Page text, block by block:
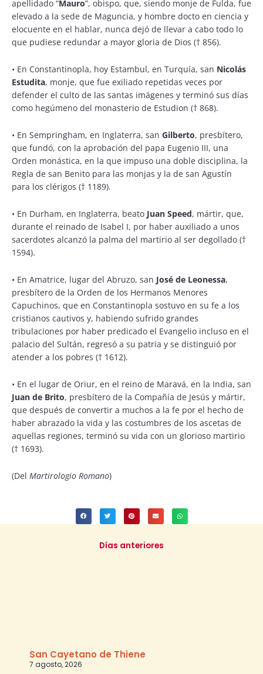
apellidado “Mauro”, obispo, que, siendo monje de Fulda, fue
elevado a la sede de Maguncia, y hombre docto en ciencia y
elocuente en el hablar, nunca dejó de llevar a cabo todo lo
que pudiese redundar a mayor gloria de Dios († 856).
• En Constantinopla, hoy Estambul, en Turquía, san Nicolás
Estudita, monje, que fue exiliado repetidas veces por
defender el culto de las santas imágenes y terminó sus días
como hegúmeno del monasterio de Estudion († 868).
• En Sempringham, en Inglaterra, san Gilberto, presbítero,
que fundó, con la aprobación del papa Eugenio III, una
Orden monástica, en la que impuso una doble disciplina, la
Regla de san Benito para las monjas y la de san Agustín
para los clérigos († 1189).
• En Durham, en Inglaterra, beato Juan Speed, mártir, que,
durante el reinado de Isabel I, por haber auxiliado a unos
sacerdotes alcanzó la palma del martirio al ser degollado (†
1594).
• En Amatrice, lugar del Abruzo, san José de Leonessa,
presbítero de la Orden de los Hermanos Menores
Capuchinos, que en Constantinopla sostuvo en su fe a los
cristianos cautivos y, habiendo sufrido grandes
tribulaciones por haber predicado el Evangelio incluso en el
palacio del Sultán, regresó a su patria y se distinguió por
atender a los pobres († 1612).
• En el lugar de Oriur, en el reino de Maravá, en la India, san
Juan de Brito, presbítero de la Compañía de Jesús y mártir,
que después de convertir a muchos a la fe por el hecho de
haber abrazado la vida y las costumbres de los ascetas de
aquellas regiones, terminó su vida con un glorioso martirio
(† 1693).
(Del Martirologio Romano)
Días anteriores
San Cayetano de Thiene
7 agosto, 2026